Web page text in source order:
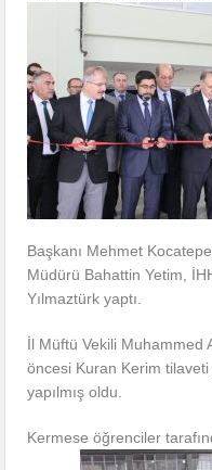
Başkanı Mehmet
Müdürü Bahattin Yetim,
Yılmaztürk yaptı.
İl Müftü Vekili Muhammed
öncesi Kuran Kerim tilaveti
yapılmış oldu.
Kermese öğrenciler